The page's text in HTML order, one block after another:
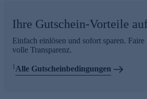
Ihre Gutschein-Vorteile
Einfach einlösen und sofort sparen.
volle Transparenz.
1Alle Gutscheinbedingungen